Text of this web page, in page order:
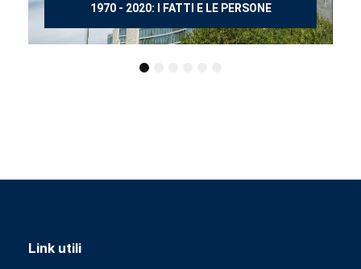
150 ANNI DOPO MANZONI
Link utili